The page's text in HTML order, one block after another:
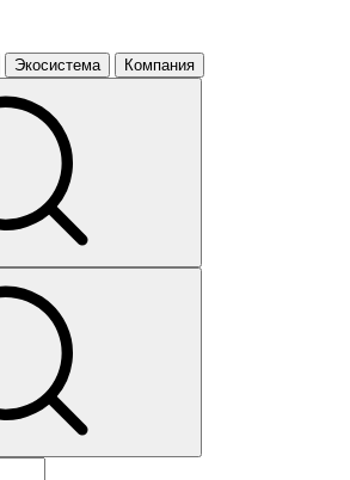
Экосистема Компания